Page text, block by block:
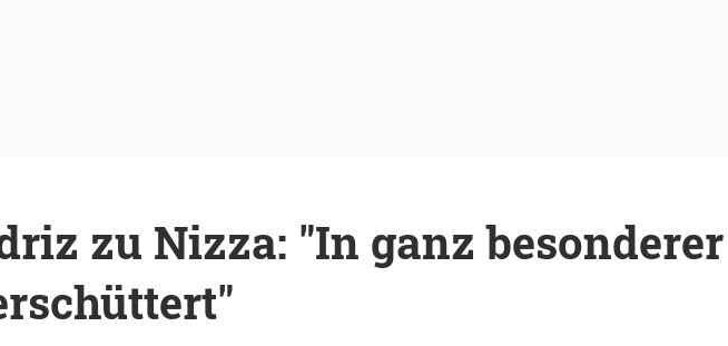
zu Nizza: "In ganz besonderer